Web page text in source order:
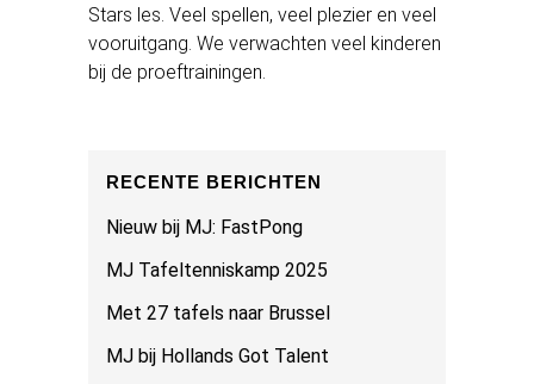
Stars les. Veel spellen, veel plezier en veel
vooruitgang. We verwachten veel kinderen
bij de proeftrainingen.
RECENTE BERICHTEN
Nieuw bij MJ: FastPong
MJ Tafeltenniskamp 2025
Met 27 tafels naar Brussel
MJ bij Hollands Got Talent